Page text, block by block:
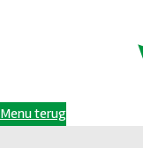
Menuterug